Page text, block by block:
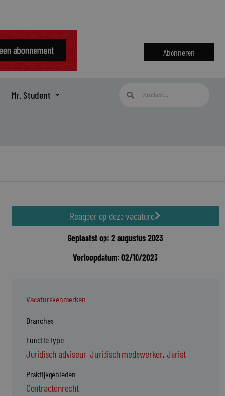
Abonneren
Mr. Student Zoeken
Reageer op deze vacature
Geplaatst op: 2 augustus 2023
Verloopdatum: 02/10/2023
Vacaturekenmerken
Branches
Functie type
Juridisch adviseur,Juridisch medewerker,Jurist
Praktijkgebieden
Contractenrecht